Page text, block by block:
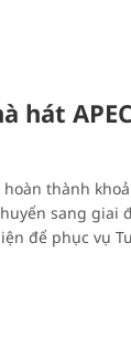
hát
thành
sang giai
để phục vụ